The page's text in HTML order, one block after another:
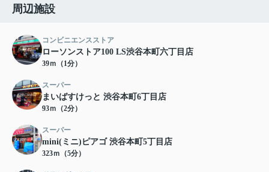
周辺施設
コンビニエンスストア
ローソンストア100 LS渋谷本町六丁目店
39ｍ（1分）
スーパー
まいばすけっと 渋谷本町6丁目店
93ｍ（2分）
スーパー
mini(ミニ)ピアゴ 渋谷本町5丁目店
323ｍ（5分）